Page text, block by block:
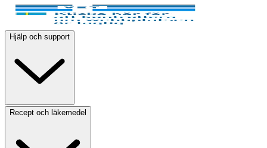
Hjälp och support
Recept och läkemedel